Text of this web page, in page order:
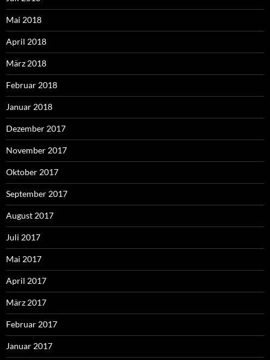
Mai 2018
April 2018
März 2018
Februar 2018
Januar 2018
Dezember 2017
November 2017
Oktober 2017
September 2017
August 2017
Juli 2017
Mai 2017
April 2017
März 2017
Februar 2017
Januar 2017